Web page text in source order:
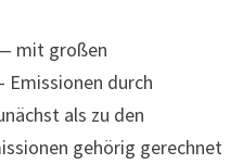
mit großen
durch
als zu den
gehörig gerechnet